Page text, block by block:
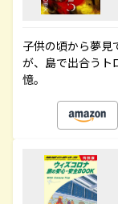
子供の頃から夢見
が、島で出合うト
憶。